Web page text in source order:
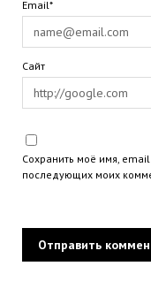
Email*
Сайт
Сохранить моё имя,
последующих моих